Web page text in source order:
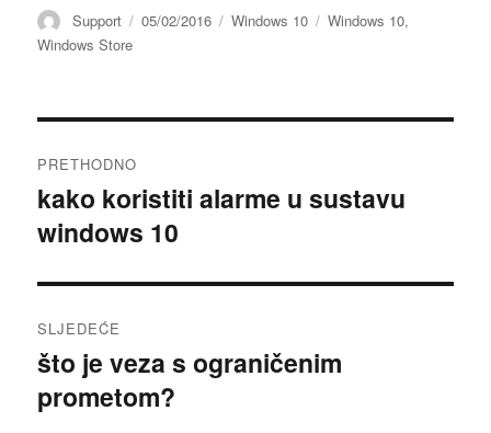
Autor
Support
Objavljeno
05/02/2016 Kategorije
Windows 10 Oznake
Windows 10,
Windows Store
objava
PRETHODNO
Prethodna
objava:
kako koristiti alarme u sustavu
windows 10
SLJEDEĆE
Sljedeća
objava:
što je veza s ograničenim
prometom?